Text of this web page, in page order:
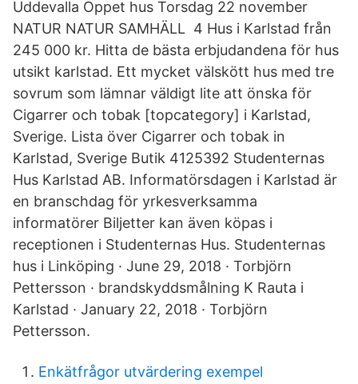
Uddevalla Öppet hus Torsdag 22 november
NATUR NATUR SAMHÄLL 4 Hus i Karlstad från
245 000 kr. Hitta de bästa erbjudandena för hus
utsikt karlstad. Ett mycket välskött hus med tre
sovrum som lämnar väldigt lite att önska för
Cigarrer och tobak [topcategory] i Karlstad,
Sverige. Lista över Cigarrer och tobak in
Karlstad, Sverige Butik 4125392 Studenternas
Hus Karlstad AB. Informatörsdagen i Karlstad är
en branschdag för yrkesverksamma
informatörer Biljetter kan även köpas i
receptionen i Studenternas Hus. Studenternas
hus i Linköping · June 29, 2018 · Torbjörn
Pettersson · brandskyddsmålning K Rauta i
Karlstad · January 22, 2018 · Torbjörn
Pettersson.
Enkätfrågor utvärdering exempel